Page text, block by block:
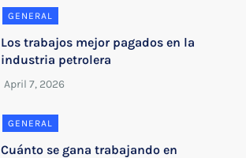
GENERAL
Los trabajos mejor pagados en la
industria petrolera
GENERAL
Cuánto se gana trabajando en